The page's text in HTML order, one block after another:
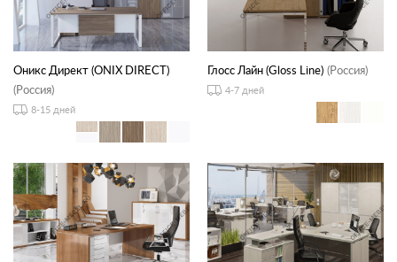
Оникс Директ (ONIX DIRECT)
(Россия)
8-15 дней
Глосс Лайн (Gloss Line) (Россия)
4-7 дней